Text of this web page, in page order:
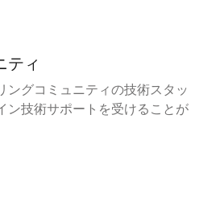
ティ
ングコミュニティの技術スタッ
ン技術サポートを受けることが